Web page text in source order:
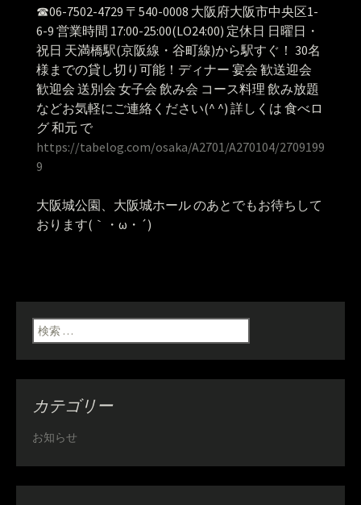
☎︎06-7502-4729 〒540-0008 大阪府大阪市中央区1-
6-9 営業時間 17:00-25:00(LO24:00) 定休日 日曜日・
祝日 天満橋駅(京阪線・谷町線)から駅すぐ！ 30名
様までの貸し切り可能！ディナー 宴会 歓送迎会
歓迎会 送別会 女子会 飲み会 コース料理 飲み放題
などお気軽にご連絡ください(^ ^) 詳しくは 食べロ
グ 和元 で
https://tabelog.com/osaka/A2701/A270104/2709199
9
大阪城公園、大阪城ホール のあとでもお待ちして
おります(｀・ω・´)
検索:
カテゴリー
お知らせ